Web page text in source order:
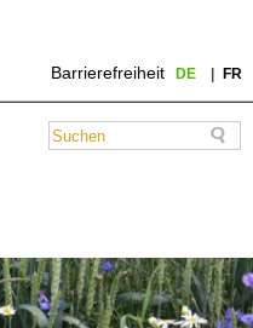
Barrierefreiheit DE FR